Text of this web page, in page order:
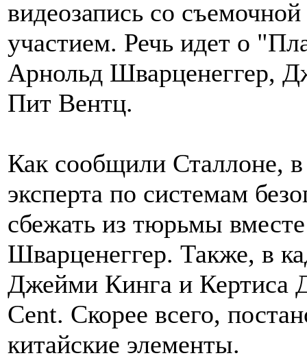
видеозапись со
участием. Речь идет о
Арнольд Шварценеггер,
Пит Вентц.
Как сообщили Сталлоне,
эксперта по системам
сбежать из тюрьмы
Шварценеггер. Также, в
Джейми Кинга и Кертиса
Cent. Скорее всего,
китайские элементы.